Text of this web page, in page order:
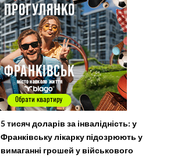
5 тисяч доларів за інвалідність: у
Франківську лікарку підозрюють у
вимаганні грошей у військового